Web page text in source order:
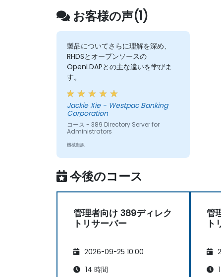
Active Directoryとの連携設定を行う
お客様の声(1)
製品についてさらに理解を深め、
RHDSとオープンソースの
OpenLDAPとの主な違いを学びま
す。
Jackie Xie - Westpac Banking
Corporation
コース - 389 Directory Server for
Administrators
機械翻訳
今後のコース
管理者向け 389ディレク
トリサーバー
2026-09-25 10:00
14 時間
管
ト